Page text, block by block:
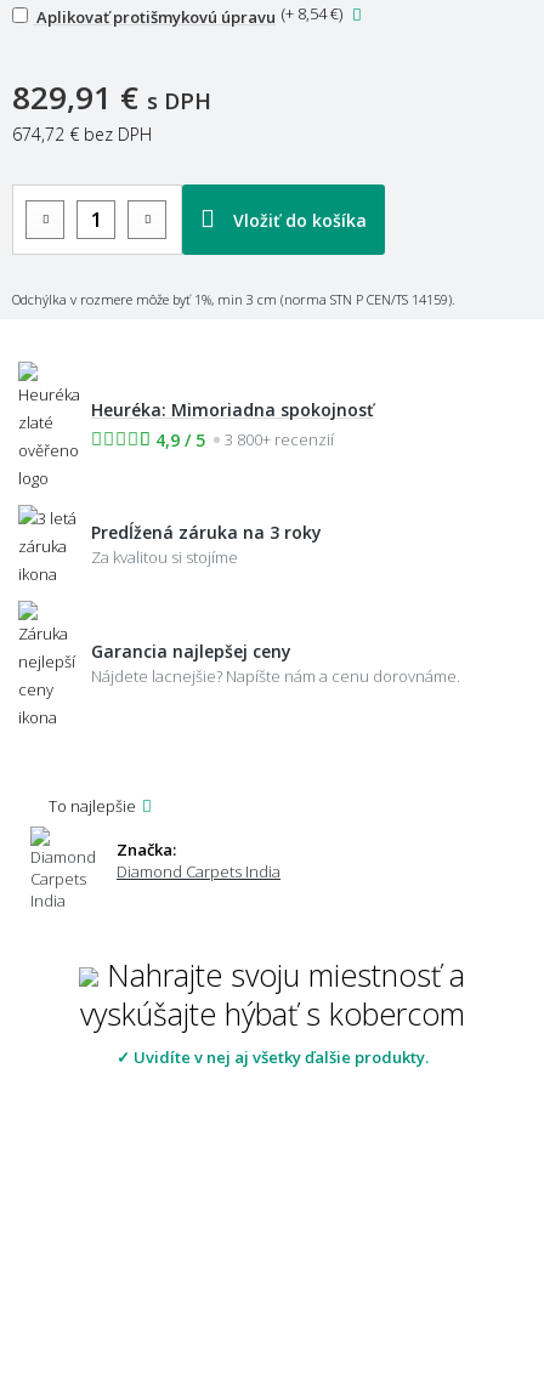
Aplikovať protišmykovú úpravu (+ 8,54 €)
829,91 € s DPH
674,72 € bez DPH
Vložiť do košíka
Odchýlka v rozmere môže byť 1%, min 3 cm (norma STN P CEN/TS 14159).
Heuréka: Mimoriadna spokojnosť
4,9 / 5
3 800+ recenzií
Predĺžená záruka na 3 roky
Za kvalitou si stojíme
Garancia najlepšej ceny
Nájdete lacnejšie? Napíšte nám a cenu dorovnáme.
To najlepšie
Značka:
Diamond Carpets India
Nahrajte svoju miestnosť a
vyskúšajte hýbať s kobercom
✓ Uvidíte v nej aj všetky ďalšie produkty.